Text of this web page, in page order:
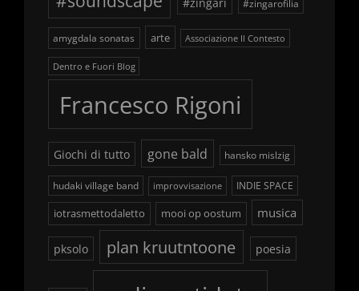
#zingarofilia
amygdala sonatas arte Associazione Il Contesto
Dentro e Fuori Blog
Francesco Rigoni
Giochi di tutto gone bald hansko mislzig
hudaki village band improvvisazione INDIE SPACE
iotrasmettodaletto mooi op oostum musica
pksolo plan kruutntoone poesia